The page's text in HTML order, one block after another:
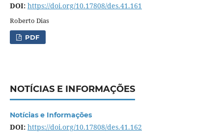
DOI: https://doi.org/10.17808/des.41.161
Roberto Dias
PDF
NOTÍCIAS E INFORMAÇÕES
Notícias e Informações
DOI: https://doi.org/10.17808/des.41.162